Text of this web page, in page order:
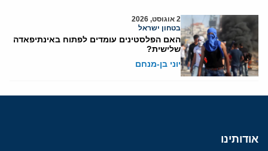
2 אוגוסט, 2026
בטחון ישראל
האם הפלסטינים עומדים לפתוח באינתיפאדה
שלישית?
יוני בן-מנחם
אודותינו